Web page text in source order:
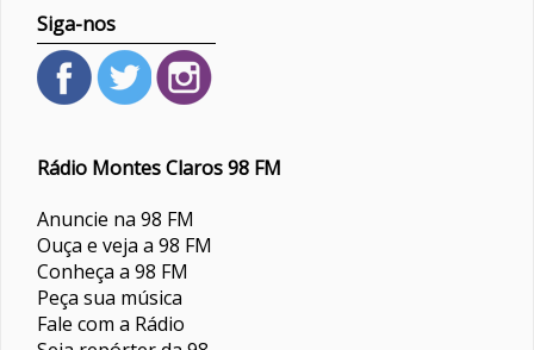
Siga-nos
Rádio Montes Claros 98 FM
Anuncie na 98 FM
Ouça e veja a 98 FM
Conheça a 98 FM
Peça sua música
Fale com a Rádio